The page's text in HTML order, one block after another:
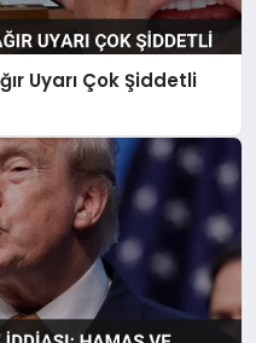
Uyarı Çok Şiddetli